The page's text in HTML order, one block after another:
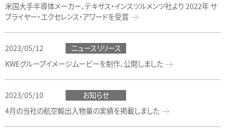
米国大手半導体メーカー、テキサス・インスツルメンツ社より 2022年 サ
プライヤー・エクセレンス・アワードを受賞
2023/05/12
ニュースリリース
KWEグループイメージムービーを制作、公開しました
2023/05/10
お知らせ
4月の当社の航空輸出入物量の実績を掲載しました